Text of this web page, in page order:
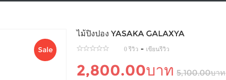
Sale
ไม้ปิงปอง YASAKA GALAXYA
0 รีวิว - เขียนรีวิว
2,800.00บาท 5,100.00บาท